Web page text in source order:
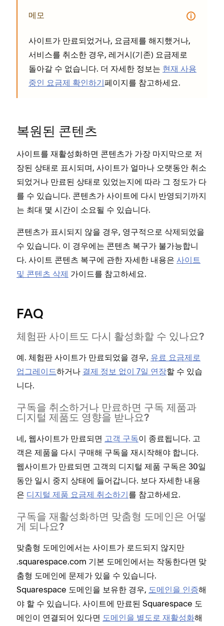
메모
사이트가 만료되었거나, 요금제를 해지했거나,
서비스를 취소한 경우, 레거시(기존) 요금제로
돌아갈 수 없습니다. 더 자세한 정보는 현재 사용
중인 요금제 확인하기페이지를 참고하세요.
복원된 콘텐츠
사이트를 재활성화하면 콘텐츠가 가장 마지막으로 저
장된 상태로 표시되며, 사이트가 얼마나 오랫동안 취소
되었거나 만료된 상태로 있었는지에 따라 그 정도가 다
를 수 있습니다. 콘텐츠가 사이트에 다시 반영되기까지
는 최대 몇 시간이 소요될 수 있습니다.
콘텐츠가 표시되지 않을 경우, 영구적으로 삭제되었을
수 있습니다. 이 경우에는 콘텐츠 복구가 불가능합니
다. 사이트 콘텐츠 복구에 관한 자세한 내용은 사이트
및 콘텐츠 삭제 가이드를 참고하세요.
FAQ
체험판 사이트도 다시 활성화할 수 있나요?
예. 체험판 사이트가 만료되었을 경우, 유료 요금제로
업그레이드하거나 결제 정보 없이 7일 연장할 수 있습
니다.
구독을 취소하거나 만료하면 구독 제품과
디지털 제품도 영향을 받나요?
네, 웹사이트가 만료되면 고객 구독이 종료됩니다. 고
객은 제품을 다시 구매해 구독을 재시작해야 합니다.
웹사이트가 만료되면 고객의 디지털 제품 구독은 30일
동안 일시 중지 상태에 들어갑니다. 보다 자세한 내용
은 디지털 제품 요금제 취소하기를 참고하세요.
구독을 재활성화하면 맞춤형 도메인은 어떻
게 되나요?
맞춤형 도메인에서는 사이트가 로드되지 않지만
.squarespace.com 기본 도메인에서는 작동한다면 맞
춤형 도메인에 문제가 있을 수 있습니다.
Squarespace 도메인을 보유한 경우, 도메인을 인증해
야 할 수 있습니다. 사이트에 만료된 Squarespace 도
메인이 연결되어 있다면 도메인을 별도로 재활성화해